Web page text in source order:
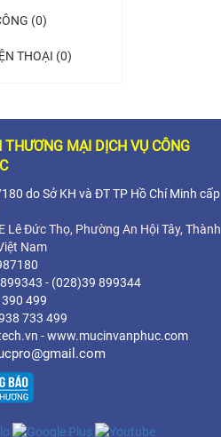
(0)
THOẠI (0)
THƯƠNG MẠI DỊCH VỤ CÔNG
do Sở KH và ĐT TP Hồ Chí Minh cấp
Lê Đức Thọ, Phường An Hội Tây, Thành
Nam
- (028)39 899344
499
733 499
- www.mucinvanphuc.com